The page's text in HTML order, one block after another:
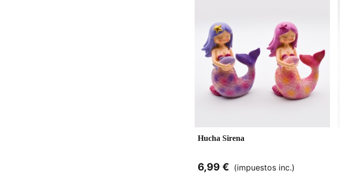
Hucha Sirena
6,99 € (impuestos inc.)